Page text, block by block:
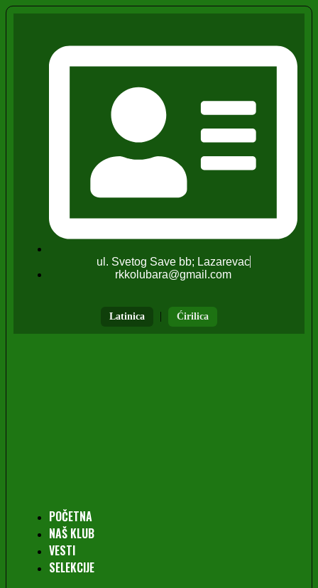
ul. Svetog Save bb; Lazarevac
rkkolubara@gmail.com
Latinica | Ćirilica
POČETNA
NAŠ KLUB
VESTI
SELEKCIJE